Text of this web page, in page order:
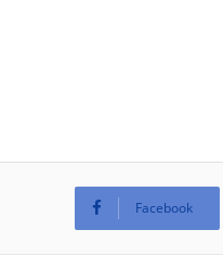
Facebook